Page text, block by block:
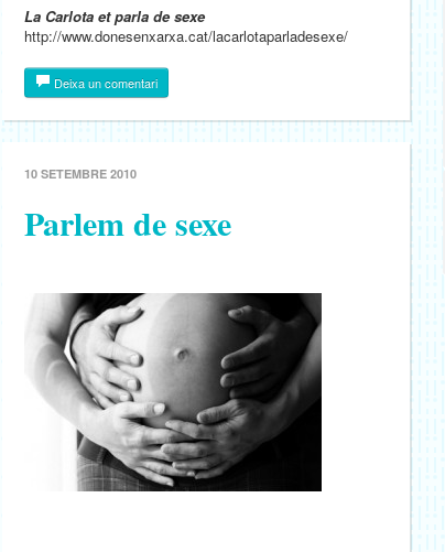
La Carlota et parla de sexe
http://www.donesenxarxa.cat/lacarlotaparladesexe/
Deixa un comentari
10 SETEMBRE 2010
Parlem de sexe